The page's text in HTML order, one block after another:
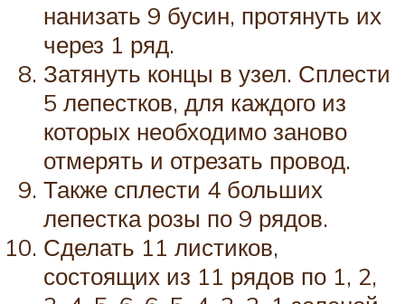
нанизать 9 бусин, протянуть их
через 1 ряд.
Затянуть концы в узел. Сплести
5 лепестков, для каждого из
которых необходимо заново
отмерять и отрезать провод.
Также сплести 4 больших
лепестка розы по 9 рядов.
Сделать 11 листиков,
состоящих из 11 рядов по 1, 2,